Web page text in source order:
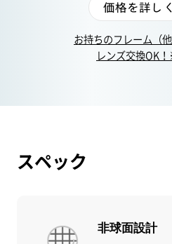
価格を詳し
お持ちのフレーム（
レンズ交換OK
スペック
非球面設計